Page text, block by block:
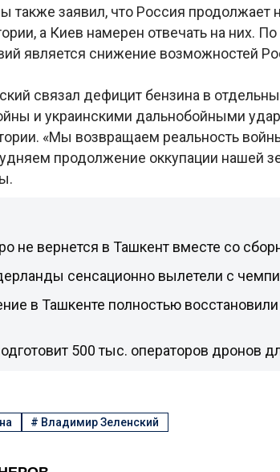
также заявил, что Россия продолжает
а Киев намерен отвечать на них.
является снижение возможностей
связал дефицит бензина в
и украинскими дальнобойными
«Мы возвращаем реальность
продолжение оккупации нашей
не вернется в Ташкент вместе со
сенсационно вылетели с
в Ташкенте полностью
500 тыс. операторов дронов
# Владимир Зеленский